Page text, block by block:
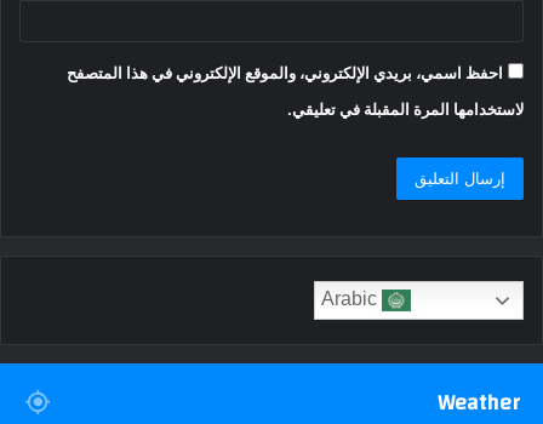
احفظ اسمي، بريدي الإلكتروني، والموقع الإلكتروني في هذا المتصفح
لاستخدامها المرة المقبلة في تعليقي.
Weather